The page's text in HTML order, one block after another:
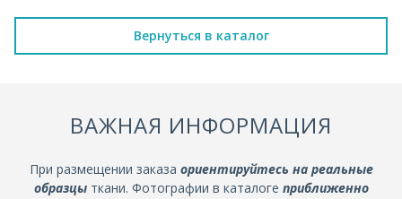
Вернуться в каталог
ВАЖНАЯ ИНФОРМАЦИЯ
При размещении заказа ориентируйтесь на реальные
образцыткани. Фотографии в каталоге приближенно